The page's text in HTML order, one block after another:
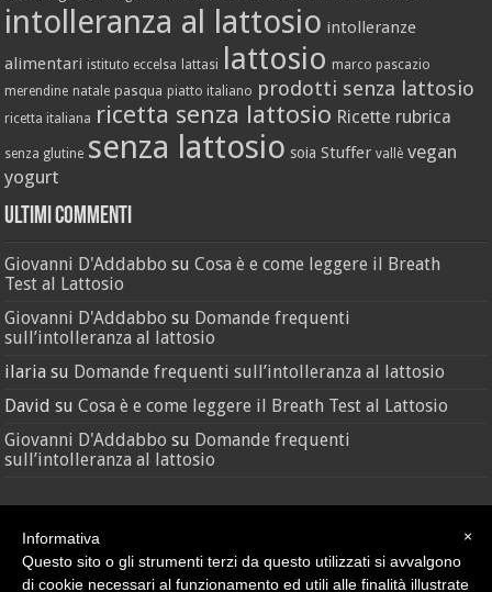
intolleranza al lattosio intolleranze
alimentari istituto eccelsa lattasi lattosio marco pascazio
merendine natale pasqua piatto italiano prodotti senza lattosio
ricetta italiana ricetta senza lattosio Ricette rubrica
senza glutine senza lattosio soia Stuffer vallè vegan
yogurt
Ultimi Commenti
Giovanni D'Addabbo suCosa è e come leggere il Breath
Test al Lattosio
Giovanni D'Addabbo su Domande frequenti
sull’intolleranza al lattosio
ilaria su Domande frequenti sull’intolleranza al lattosio
David suCosa è e come leggere il Breath Test al Lattosio
Giovanni D'Addabbo su Domande frequenti
sull’intolleranza al lattosio
×
Informativa
Questo sito o gli strumenti terzi da questo utilizzati si avvalgono
di cookie necessari al funzionamento ed utili alle finalità illustrate